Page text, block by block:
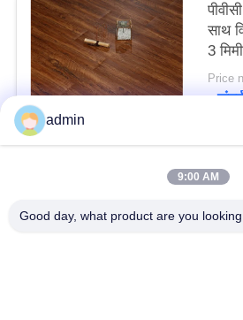
साथ
3
लोकप्रिय श्रेणियां
admin
9:00 AM
Good day, what product are you